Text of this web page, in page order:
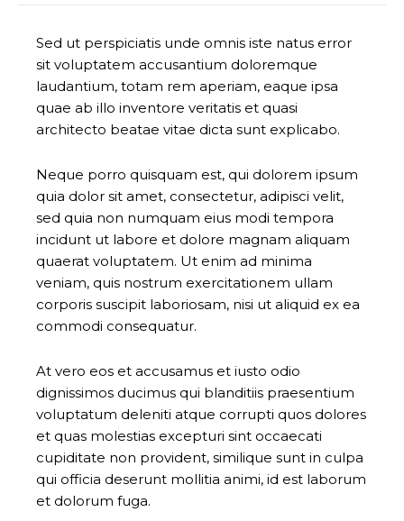
Sed ut perspiciatis unde omnis iste natus error
sit voluptatem accusantium doloremque
laudantium, totam rem aperiam, eaque ipsa
quae ab illo inventore veritatis et quasi
architecto beatae vitae dicta sunt explicabo.
Neque porro quisquam est, qui dolorem ipsum
quia dolor sit amet, consectetur, adipisci velit,
sed quia non numquam eius modi tempora
incidunt ut labore et dolore magnam aliquam
quaerat voluptatem. Ut enim ad minima
veniam, quis nostrum exercitationem ullam
corporis suscipit laboriosam, nisi ut aliquid ex ea
commodi consequatur.
At vero eos et accusamus et iusto odio
dignissimos ducimus qui blanditiis praesentium
voluptatum deleniti atque corrupti quos dolores
et quas molestias excepturi sint occaecati
cupiditate non provident, similique sunt in culpa
qui officia deserunt mollitia animi, id est laborum
et dolorum fuga.